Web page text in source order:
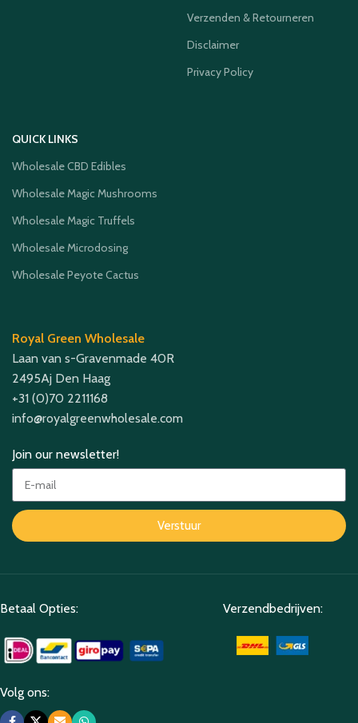
Verzenden & Retourneren
Disclaimer
Privacy Policy
QUICK LINKS
Wholesale CBD Edibles
Wholesale Magic Mushrooms
Wholesale Magic Truffels
Wholesale Microdosing
Wholesale Peyote Cactus
Royal Green Wholesale
Laan van s-Gravenmade 40R
2495Aj Den Haag
+31 (0)70 2211168
info@royalgreenwholesale.com
Join our newsletter!
Verstuur
Betaal Opties: Verzendbedrijven:
Volg ons: